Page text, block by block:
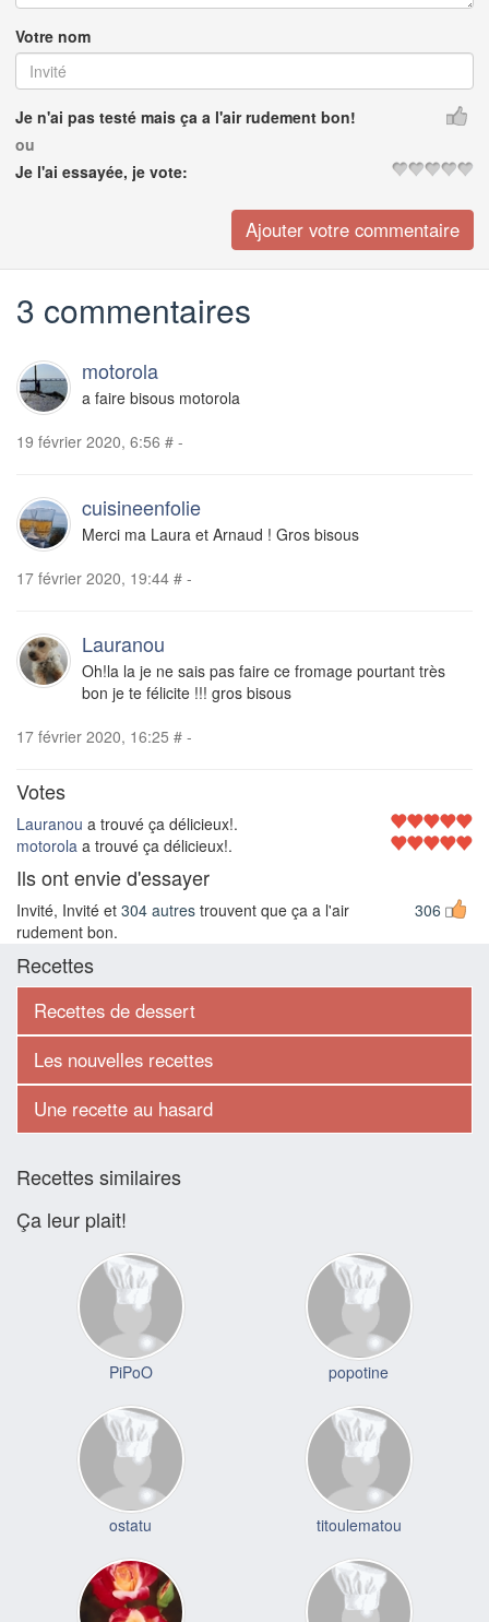
Votre nom
Je n'ai pas testé mais ça a l'air rudement bon!
ou
Je l'ai essayée, je vote:
3 commentaires
motorola
a faire bisous motorola
19 février 2020, 6:56 # -
cuisineenfolie
Merci ma Laura et Arnaud ! Gros bisous
17 février 2020, 19:44 # -
Lauranou
Oh!la la je ne sais pas faire ce fromage pourtant très
bon je te félicite !!! gros bisous
17 février 2020, 16:25 # -
Votes
Lauranou a trouvé ça délicieux!.
motorola a trouvé ça délicieux!.
Ils ont envie d'essayer
306
Invité, Invité et 304 autres trouvent que ça a l'air
rudement bon.
Recettes
Recettes de dessert
Les nouvelles recettes
Une recette au hasard
Recettes similaires
Ça leur plait!
PiPoO popotine
ostatu titoulematou